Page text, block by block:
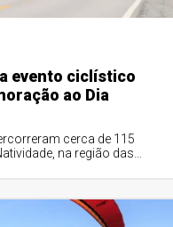
evento ciclístico
ao Dia
cerca de 115
na região das